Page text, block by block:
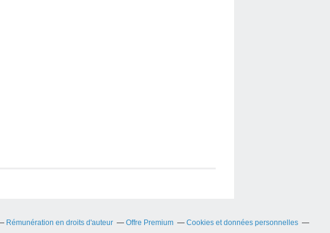
Rémunération en droits d'auteur Offre Premium
Cookies et données personnelles